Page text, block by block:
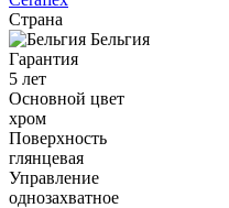
Страна
Бельгия
Гарантия
5 лет
Основной цвет
хром
Поверхность
глянцевая
Управление
однозахватное